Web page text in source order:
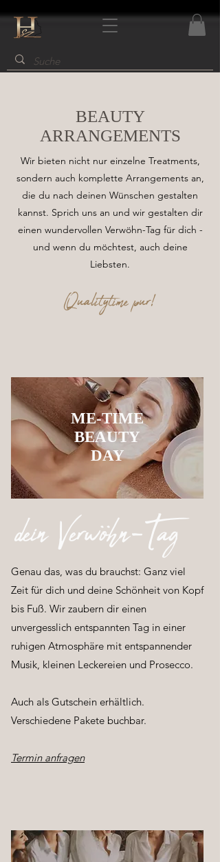
BEAUTY
ARRANGEMENTS
Wir bieten nicht nur einzelne Treatments,
sondern auch komplette Arrangements an,
die du nach deinen Wünschen gestalten
kannst. Sprich uns an und wir gestalten dir
einen wundervollen Verwöhn-Tag für dich -
und wenn du möchtest, auch deine
Liebsten.
Qualitytime pur!
ME-TIME
BEAUTY
DAY
dein Verwöhn-Tag
Genau das, was du brauchst: Ganz viel
Zeit für dich und deine Schönheit von Kopf
bis Fuß. Wir zaubern dir einen
unvergesslich entspannten Tag in einer
ruhigen Atmosphäre mit entspannender
Musik, kleinen Leckereien und Prosecco.
Auch als Gutschein erhältlich.
Verschiedene Pakete buchbar.
Termin anfragen